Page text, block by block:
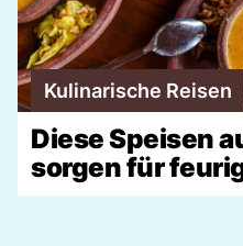
Kulinarische Reisen
Diese Speisen
sorgen für